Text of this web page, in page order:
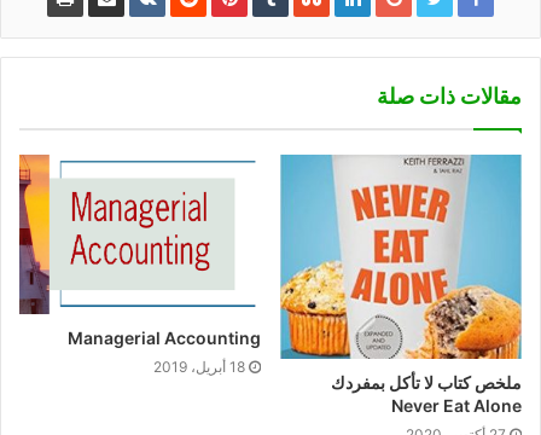
مقالات ذات صلة
ملخص كتاب لا تأكل بمفردك
Never Eat Alone
Managerial Accounting
18 أبريل، 2019